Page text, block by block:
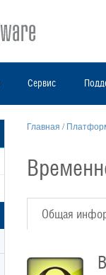
Сервис
Главная /
Общая